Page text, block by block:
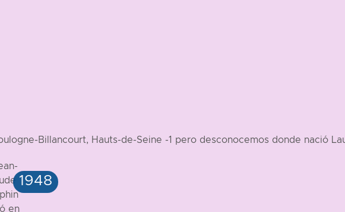
Billancourt, Hauts-de-Seine -1 pero desconocemos donde nació